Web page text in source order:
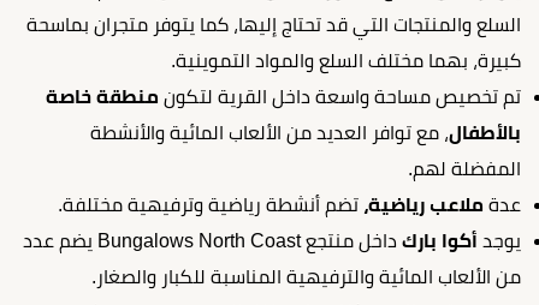
السلع والمنتجات التي قد تحتاج إليها، كما يتوفر متجران بماسحة
كبيرة، بهما مختلف السلع والمواد التموينية.
تم تخصيص مساحة واسعة داخل القرية لتكون منطقة خاصة
بالأطفال، مع توافر العديد من الألعاب المائية والأنشطة
المفضلة لهم.
عدة ملاعب رياضية، تضم أنشطة رياضية وترفيهية مختلفة.
يوجد أكوا بارك
داخل منتجع Bungalows North Coast يضم عدد
من الألعاب المائية والترفيهية المناسبة للكبار والصغار.